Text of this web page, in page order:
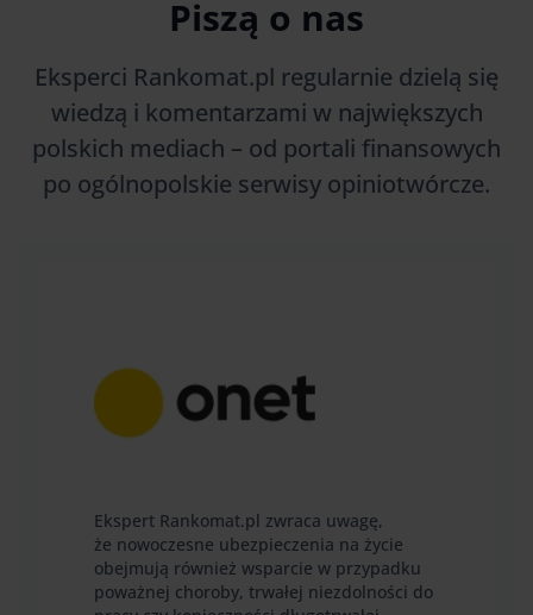
Piszą o nas
Eksperci Rankomat.pl regularnie dzielą się
wiedzą i komentarzami w największych
polskich mediach – od portali finansowych
po ogólnopolskie serwisy opiniotwórcze.
Ekspert Rankomat.pl zwraca uwagę,
że nowoczesne ubezpieczenia na życie
obejmują również wsparcie w przypadku
poważnej choroby, trwałej niezdolności do